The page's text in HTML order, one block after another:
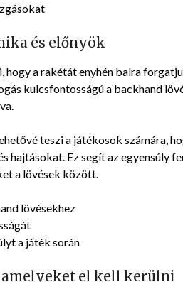
és előnyök
hogy a rakétát enyhén balra
kulcsfontosságú a backhand
teszi a játékosok számára,
hajtásokat. Ez segít az egyensúly
a lövések között.
lövésekhez
a játék során
el kell kerülni